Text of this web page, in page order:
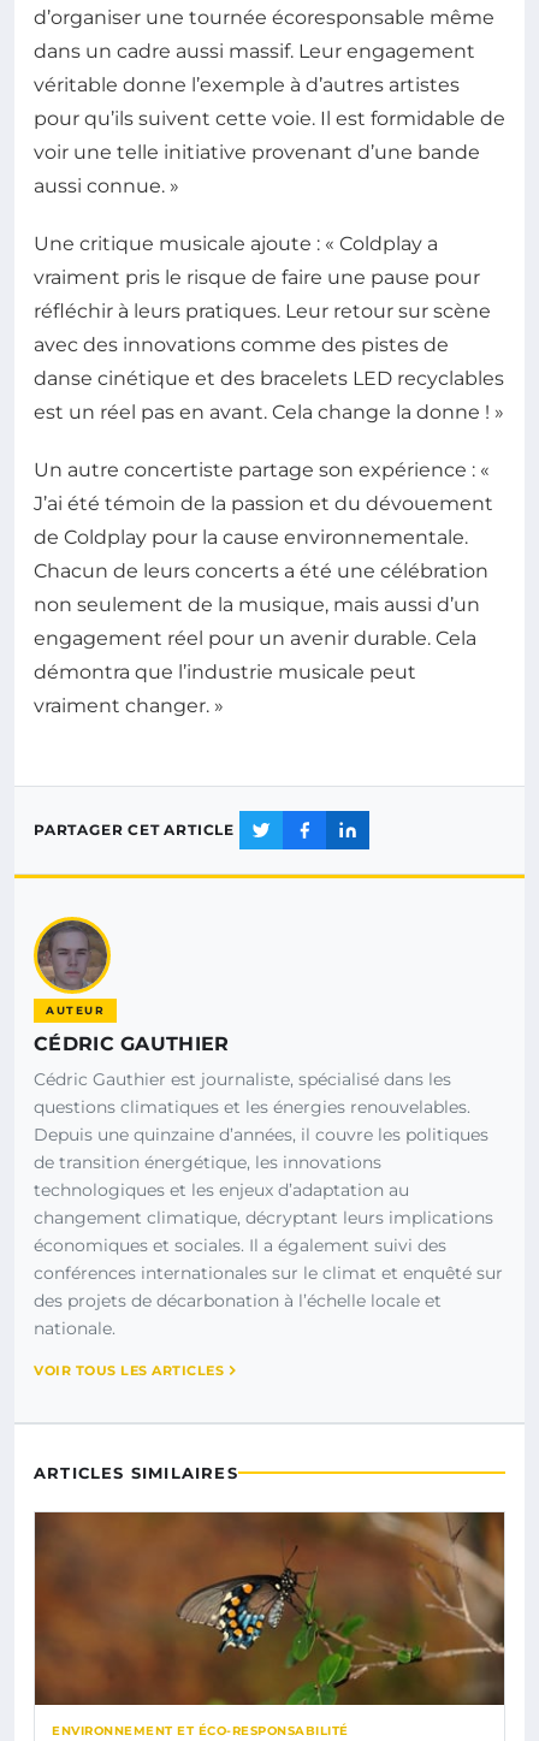
d’organiser une tournée écoresponsable même
dans un cadre aussi massif. Leur engagement
véritable donne l’exemple à d’autres artistes
pour qu’ils suivent cette voie. Il est formidable de
voir une telle initiative provenant d’une bande
aussi connue. »
Une critique musicale ajoute : « Coldplay a
vraiment pris le risque de faire une pause pour
réfléchir à leurs pratiques. Leur retour sur scène
avec des innovations comme des pistes de
danse cinétique et des bracelets LED recyclables
est un réel pas en avant. Cela change la donne ! »
Un autre concertiste partage son expérience : «
J’ai été témoin de la passion et du dévouement
de Coldplay pour la cause environnementale.
Chacun de leurs concerts a été une célébration
non seulement de la musique, mais aussi d’un
engagement réel pour un avenir durable. Cela
démontra que l’industrie musicale peut
vraiment changer. »
PARTAGER CET ARTICLE
AUTEUR
CÉDRIC GAUTHIER
Cédric Gauthier est journaliste, spécialisé dans les
questions climatiques et les énergies renouvelables.
Depuis une quinzaine d’années, il couvre les politiques
de transition énergétique, les innovations
technologiques et les enjeux d’adaptation au
changement climatique, décryptant leurs implications
économiques et sociales. Il a également suivi des
conférences internationales sur le climat et enquêté sur
des projets de décarbonation à l’échelle locale et
nationale.
VOIR TOUS LES ARTICLES
ARTICLES SIMILAIRES
ENVIRONNEMENT ET ÉCO-RESPONSABILITÉ